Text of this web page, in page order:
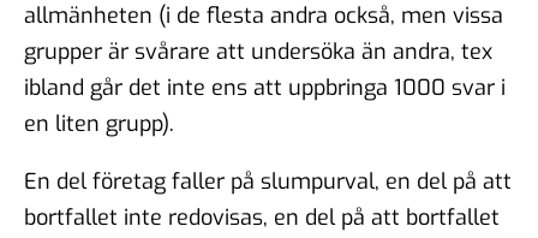
allmänheten (i de flesta andra också, men vissa
grupper är svårare att undersöka än andra, tex
ibland går det inte ens att uppbringa 1000 svar i
en liten grupp).
En del företag faller på slumpurval, en del på att
bortfallet inte redovisas, en del på att bortfallet